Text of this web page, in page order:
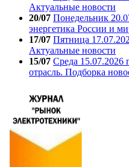
Актуальные новости
20/07 Понедельник
энергетика России и
17/07 Пятница
Актуальные новости
15/07 Среда 15.07.2026
отрасль. Подборка